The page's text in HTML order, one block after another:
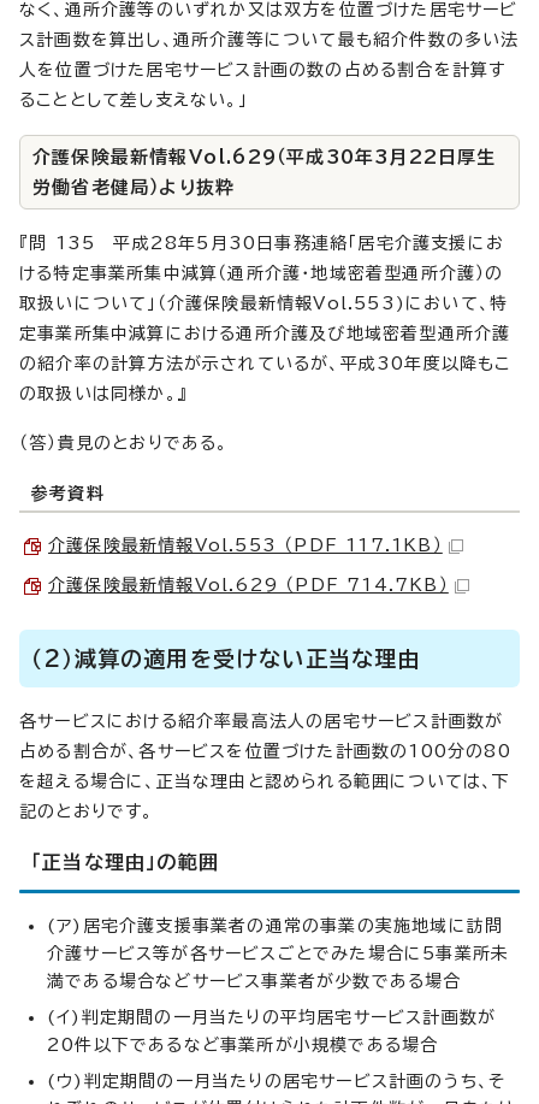
なく、通所介護等のいずれか又は双方を位置づけた居宅サービ
ス計画数を算出し、通所介護等について最も紹介件数の多い法
人を位置づけた居宅サービス計画の数の占める割合を計算す
ることとして差し支えない。」
介護保険最新情報Vol.629（平成30年3月22日厚生
労働省老健局）より抜粋
『問 135 平成28年5月30日事務連絡「居宅介護支援にお
ける特定事業所集中減算（通所介護・地域密着型通所介護）の
取扱いについて」（介護保険最新情報Vol.553)において、特
定事業所集中減算における通所介護及び地域密着型通所介護
の紹介率の計算方法が示されているが、平成30年度以降もこ
の取扱いは同様か。』
（答）貴見のとおりである。
参考資料
介護保険最新情報Vol.553 （PDF 117.1KB）
介護保険最新情報Vol.629 （PDF 714.7KB）
（2）減算の適用を受けない正当な理由
各サービスにおける紹介率最高法人の居宅サービス計画数が
占める割合が、各サービスを位置づけた計画数の100分の80
を超える場合に、正当な理由と認められる範囲については、下
記のとおりです。
「正当な理由」の範囲
(ア)居宅介護支援事業者の通常の事業の実施地域に訪問
介護サービス等が各サービスごとでみた場合に5事業所未
満である場合などサービス事業者が少数である場合
(イ)判定期間の一月当たりの平均居宅サービス計画数が
20件以下であるなど事業所が小規模である場合
(ウ)判定期間の一月当たりの居宅サービス計画のうち、そ